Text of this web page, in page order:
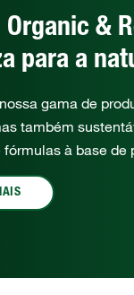
Organic &
para a
gama de
também
à base de